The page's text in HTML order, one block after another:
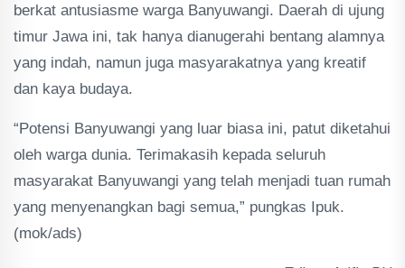
berkat antusiasme warga Banyuwangi. Daerah di ujung
timur Jawa ini, tak hanya dianugerahi bentang alamnya
yang indah, namun juga masyarakatnya yang kreatif
dan kaya budaya.
“Potensi Banyuwangi yang luar biasa ini, patut diketahui
oleh warga dunia. Terimakasih kepada seluruh
masyarakat Banyuwangi yang telah menjadi tuan rumah
yang menyenangkan bagi semua,” pungkas Ipuk.
(mok/ads)